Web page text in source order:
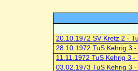
20.10.1972 SV Kretz 2 -
28.10.1972 TuS Kehrig 3
11.11.1972 TuS Kehrig 3
03.02.1973 TuS Kehrig 3 -